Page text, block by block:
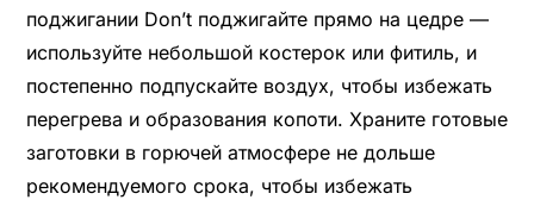
поджигании Don’t поджигайте прямо на цедре —
используйте небольшой костерок или фитиль, и
постепенно подпускайте воздух, чтобы избежать
перегрева и образования копоти. Храните готовые
заготовки в горючей атмосфере не дольше
рекомендуемого срока, чтобы избежать